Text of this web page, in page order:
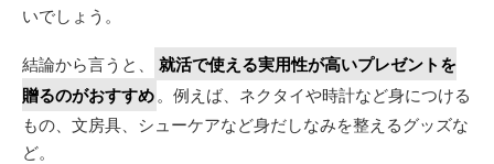
いでしょう。
結論から言うと、
就活で使える実用性が高いプレゼントを
贈るのがおすすめ。例えば、ネクタイや時計など身につける
もの、文房具、シューケアなど身だしなみを整えるグッズな
ど。